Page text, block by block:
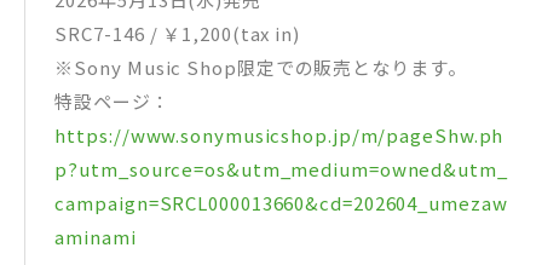
SRC7-146 / ￥1,200(tax in)
※Sony Music Shop限定での販売となります。
特設ページ：
https://www.sonymusicshop.jp/m/pageShw.ph
p?utm_source=os&utm_medium=owned&utm_
campaign=SRCL000013660&cd=202604_umezaw
aminami